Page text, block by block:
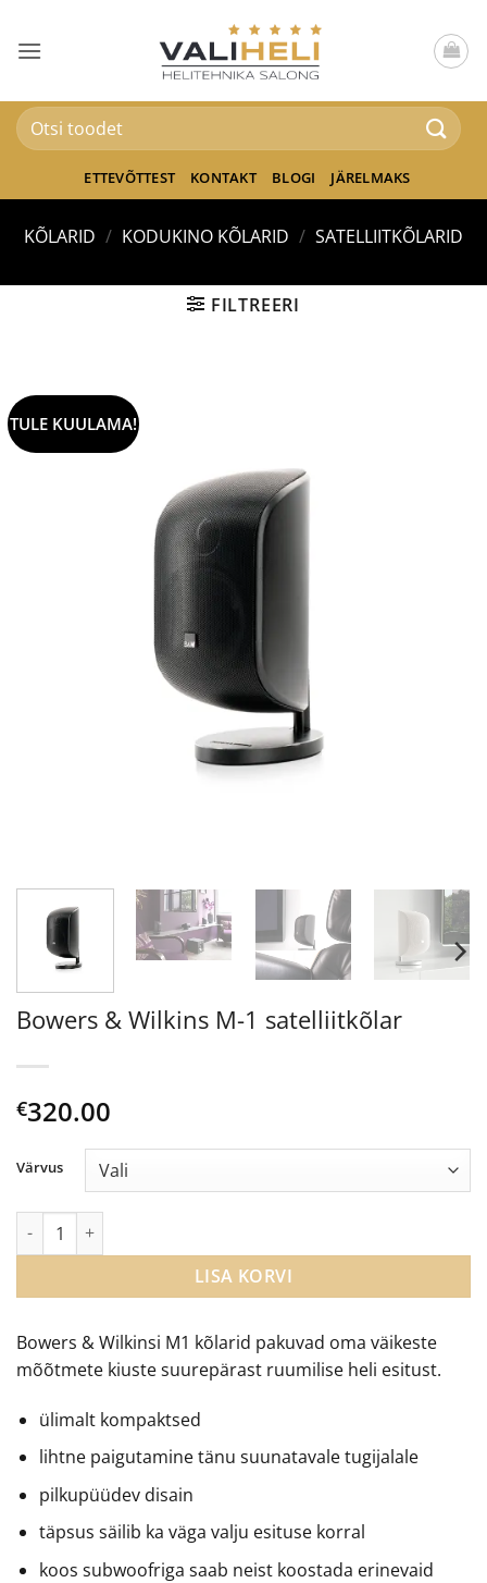
content
Otsi:
ETTEVÕTTEST KONTAKT BLOGI JÄRELMAKS
KÕLARID / KODUKINO KÕLARID / SATELLIITKÕLARID
FILTREERI
TULE KUULAMA!
Bowers & Wilkins M-1 satelliitkõlar
€320.00
Bowers & Wilkinsi M1 kõlarid pakuvad oma väikeste
mõõtmete kiuste suurepärast ruumilise heli esitust.
ülimalt kompaktsed
lihtne paigutamine tänu suunatavale tugijalale
pilkupüüdev disain
täpsus säilib ka väga valju esituse korral
koos subwoofriga saab neist koostada erinevaid
Värvus
Bowers & Wilkins M-1 satelliitkõlar kogus
LISA KORVI